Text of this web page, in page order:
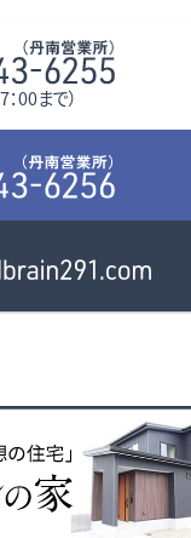
00まで）